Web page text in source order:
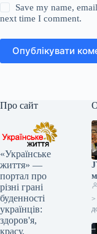
Save my name,
next time I comment.
Опублікувати
Про сайт
«Українське
життя» —
портал про
різні грані
буденності
українців:
здоров'я,
красу,
>